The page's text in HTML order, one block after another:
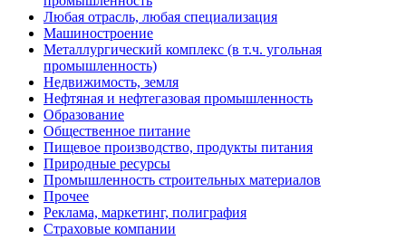
Любая отрасль, любая специализация
Машиностроение
Металлургический комплекс (в т.ч. угольная
промышленность)
Недвижимость, земля
Нефтяная и нефтегазовая промышленность
Образование
Общественное питание
Пищевое производство, продукты питания
Природные ресурсы
Промышленность строительных материалов
Прочее
Реклама, маркетинг, полиграфия
Страховые компании